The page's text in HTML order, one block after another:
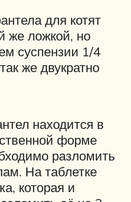
для котят
же ложкой, но
суспензии 1/4
же двукратно
находится в
форме
разломить
На таблетке
которая и